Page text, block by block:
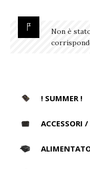
Non è
! SUMMER !
ACCESSORI /